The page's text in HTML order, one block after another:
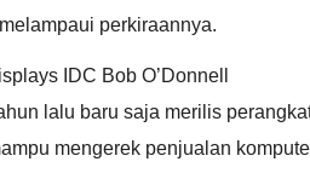
perkiraannya.
IDC Bob O’Donnell
lalu baru saja merilis
mengerek penjualan